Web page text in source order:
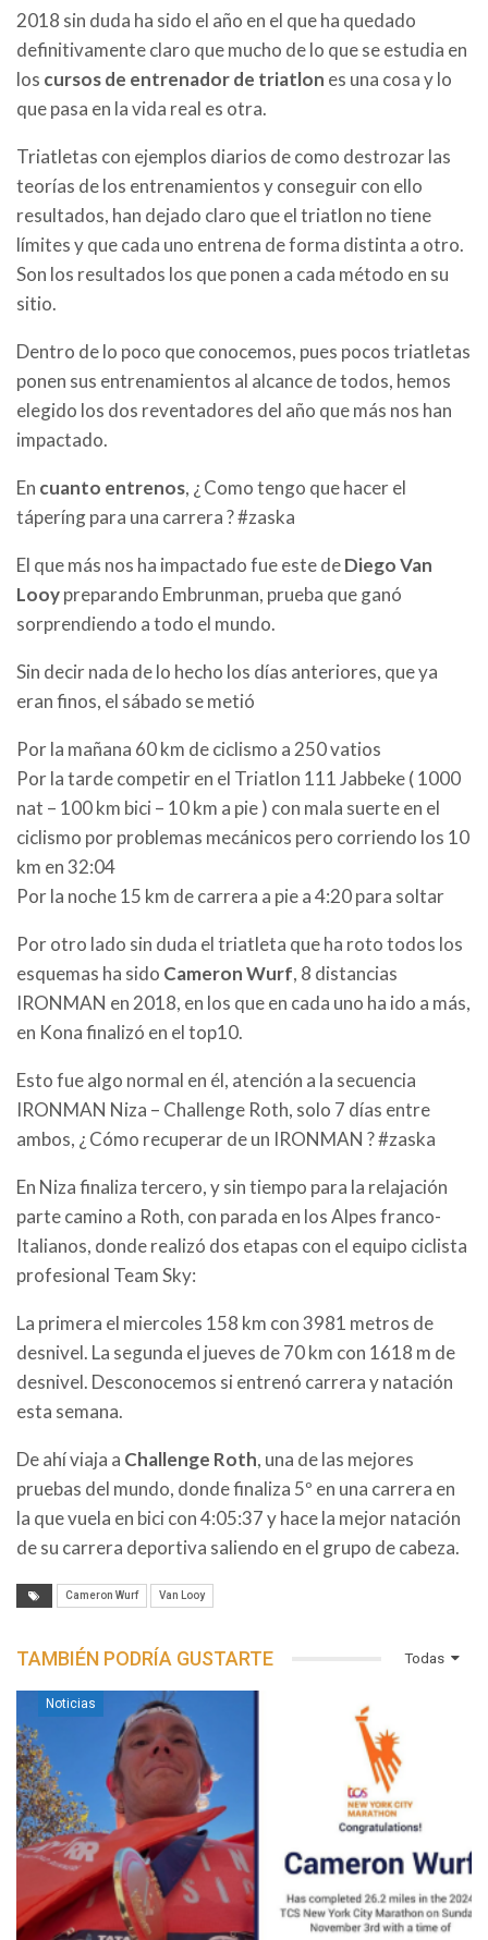
2018 sin duda ha sido el año en el que ha quedado
definitivamente claro que mucho de lo que se estudia en
los cursos de entrenador de triatlon es una cosa y lo
que pasa en la vida real es otra.
Triatletas con ejemplos diarios de como destrozar las
teorías de los entrenamientos y conseguir con ello
resultados, han dejado claro que el triatlon no tiene
límites y que cada uno entrena de forma distinta a otro.
Son los resultados los que ponen a cada método en su
sitio.
Dentro de lo poco que conocemos, pues pocos triatletas
ponen sus entrenamientos al alcance de todos, hemos
elegido los dos reventadores del año que más nos han
impactado.
En cuanto entrenos, ¿ Como tengo que hacer el
táperíng para una carrera ? #zaska
El que más nos ha impactado fue este deDiego Van
Looypreparando Embrunman, prueba que ganó
sorprendiendo a todo el mundo.
Sin decir nada de lo hecho los días anteriores, que ya
eran finos, el sábado se metió
Por la mañana 60 km de ciclismo a 250 vatios
Por la tarde competir en el Triatlon 111 Jabbeke ( 1000
nat – 100 km bici – 10 km a pie ) con mala suerte en el
ciclismo por problemas mecánicos pero corriendo los 10
km en 32:04
Por la noche 15 km de carrera a pie a 4:20 para soltar
Por otro lado sin duda el triatleta que ha roto todos los
esquemas ha sido Cameron Wurf, 8 distancias
IRONMAN en 2018, en los que en cada uno ha ido a más,
en Kona finalizó en el top10.
Esto fue algo normal en él, atención a la secuencia
IRONMAN Niza – Challenge Roth, solo 7 días entre
ambos, ¿ Cómo recuperar de un IRONMAN ? #zaska
En Niza finaliza tercero, y sin tiempo para la relajación
parte camino a Roth, con parada en los Alpes franco-
Italianos, donde realizó dos etapas con el equipo ciclista
profesional Team Sky:
La primera el miercoles 158 km con 3981 metros de
desnivel. La segunda el jueves de 70 km con 1618 m de
desnivel. Desconocemos si entrenó carrera y natación
esta semana.
De ahí viaja a Challenge Roth, una de las mejores
pruebas del mundo, donde finaliza 5º en una carrera en
la que vuela en bici con 4:05:37 y hace la mejor natación
de su carrera deportiva saliendo en el grupo de cabeza.
Cameron Wurf Van Looy
Todas
TAMBIÉN PODRÍA GUSTARTE
Noticias